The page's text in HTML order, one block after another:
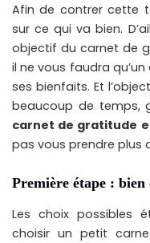
Afin de contrer cette
sur ce qui va bien.
objectif du carnet de
il ne vous faudra
ses bienfaits. Et
beaucoup de temps,
carnet de gratitude
pas vous prendre plus
Première étape :
Les choix possibles
choisir un petit